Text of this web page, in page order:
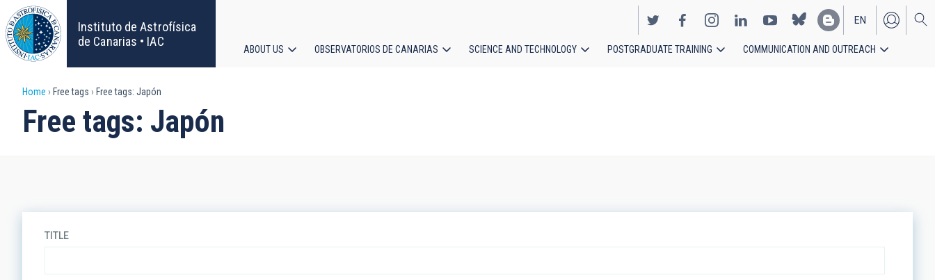
Skip
to
main
content
Instituto de Astrofísica
de Canarias • IAC
EN
ES
ABOUT US OBSERVATORIOS DE CANARIAS SCIENCE AND TECHNOLOGY POSTGRADUATE TRAINING COMMUNICATION AND OUTREACH
Breadcrumb
Home Free tags Free tags: Japón
Free tags: Japón
TITLE